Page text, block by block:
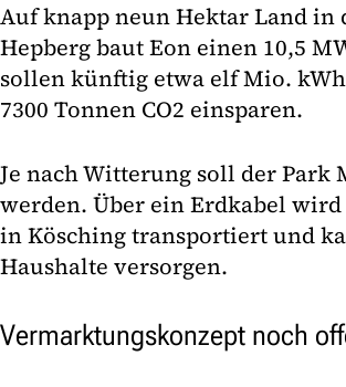
Auf knapp neun Hektar Land in
Hepberg baut Eon einen 10,5
sollen künftig etwa elf Mio.
7300 Tonnen CO2 einsparen.
Je nach Witterung soll der
werden. Über ein Erdkabel
in Kösching transportiert und
Haushalte versorgen.
Vermarktungskonzept noch